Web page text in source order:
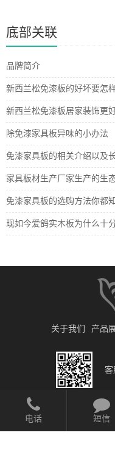
底部关联
品牌简介
新西兰松免漆板的好坏要怎
新西兰松免漆板居家装饰更
除免漆家具板异味的小办法
免漆家具板的相关介绍以及
家具板材生产厂家生产的生
免漆家具板的选购方法你都
现如今爱鸽实木板为什么十
关于我们 产品
客
© 2019 北京日
京ICP备2025135258号-
电话 短信